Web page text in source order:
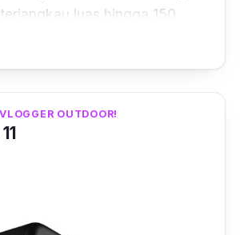
luas hingga 150
aperture f/2.4.
camini juga hadir dengan
dibawa. Selain itu, untuk
OUTDOOR!